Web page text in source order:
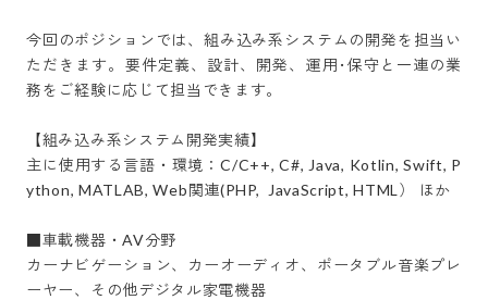
今回のポジションでは、組み込み系システムの開発を担当い
ただきます。要件定義、設計、開発、運用･保守と一連の業
務をご経験に応じて担当できます。
【組み込み系システム開発実績】
主に使用する言語・環境：C/C++, C#, Java, Kotlin, Swift, P
ython, MATLAB, Web関連(PHP,  JavaScript, HTML） ほか
■車載機器・AV分野
カーナビゲーション、カーオーディオ、ポータブル音楽プレ
ーヤー、その他デジタル家電機器